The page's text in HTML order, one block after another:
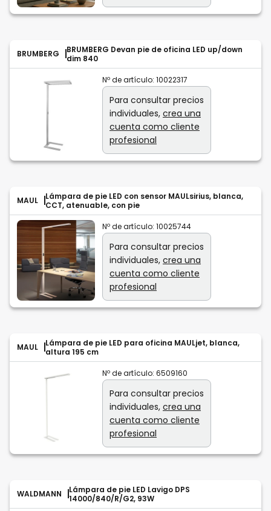
BRUMBERG
BRUMBERG Devan pie de oficina LED up/down
dim 840
Nº de artículo: 10022317
Para consultar precios
individuales, crea una
cuenta como cliente
profesional
MAUL
Lámpara de pie LED con sensor MAULsirius, blanca,
CCT, atenuable, con pie
Nº de artículo: 10025744
Para consultar precios
individuales, crea una
cuenta como cliente
profesional
MAUL
Lámpara de pie LED para oficina MAULjet, blanca,
altura 195 cm
Nº de artículo: 6509160
Para consultar precios
individuales, crea una
cuenta como cliente
profesional
WALDMANN
Lámpara de pie LED Lavigo DPS
14000/840/R/G2, 93W